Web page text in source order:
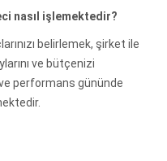
nasıl işlemektedir?
belirlemek, şirket ile
ve bütçenizi
performans gününde